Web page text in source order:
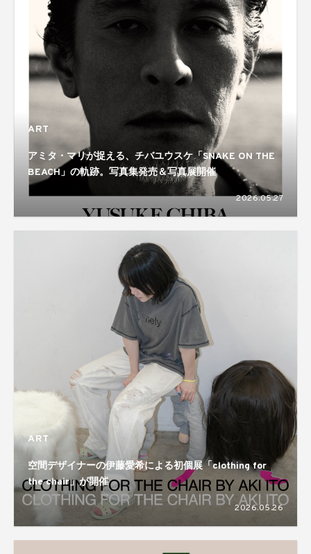
ART
アミタ・マリが捉える、チバユウスケ「SNAKE ON THE
BEACH」の軌跡。写真集発売＆写真展開催
2026.05.27
ART
空間デザイナーの伊藤愛希による初個展「clothing for
the chair」が開催
2026.05.26